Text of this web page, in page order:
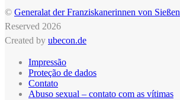
© Generalat der Franziskanerinnen von Sießen
Reserved 2026
Created by ubecon.de
Impressão
Proteção de dados
Contato
Abuso sexual – contato com as vítimas